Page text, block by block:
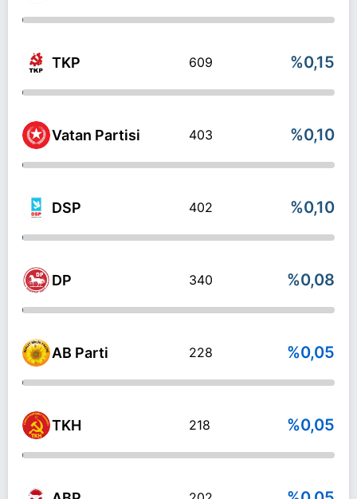
TKP 609 %0,15
Vatan Partisi 403 %0,10
DSP 402 %0,10
DP 340 %0,08
AB Parti 228 %0,05
TKH 218 %0,05